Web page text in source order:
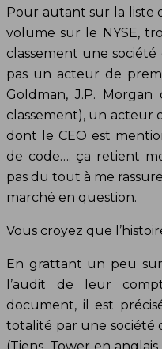
Pour autant sur la liste
volume sur le NYSE,
classement une société
pas un acteur de
Goldman, J.P.
classement), un acteur
dont le CEO est
de code…. ça retient
pas du tout à me
marché en question.
Vous croyez que
En grattant un peu
l’audit de leur
document, il est
totalité par une société